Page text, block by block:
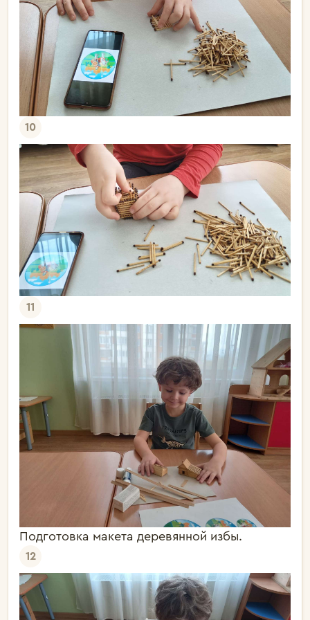
10
11
Подготовка макета деревянной избы.
12